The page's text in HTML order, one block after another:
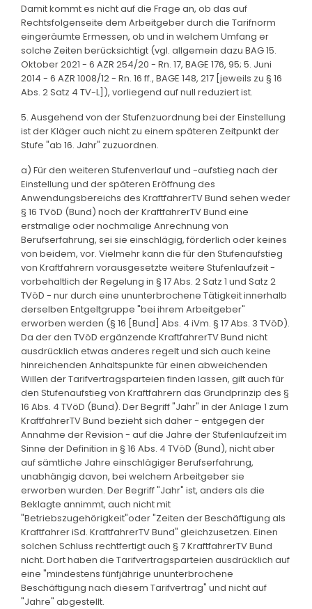
Damit kommt es nicht auf die Frage an, ob das auf
Rechtsfolgenseite dem Arbeitgeber durch die Tarifnorm
eingeräumte Ermessen, ob und in welchem Umfang er
solche Zeiten berücksichtigt (vgl. allgemein dazu BAG 15.
Oktober 2021 - 6 AZR 254/20 - Rn. 17, BAGE 176, 95; 5. Juni
2014 - 6 AZR 1008/12 - Rn. 16 ff., BAGE 148, 217 [jeweils zu § 16
Abs. 2 Satz 4 TV-L]), vorliegend auf null reduziert ist.
5. Ausgehend von der Stufenzuordnung bei der Einstellung
ist der Kläger auch nicht zu einem späteren Zeitpunkt der
Stufe "ab 16. Jahr" zuzuordnen.
a) Für den weiteren Stufenverlauf und -aufstieg nach der
Einstellung und der späteren Eröffnung des
Anwendungsbereichs des KraftfahrerTV Bund sehen weder
§ 16 TVöD (Bund) noch der KraftfahrerTV Bund eine
erstmalige oder nochmalige Anrechnung von
Berufserfahrung, sei sie einschlägig, förderlich oder keines
von beidem, vor. Vielmehr kann die für den Stufenaufstieg
von Kraftfahrern vorausgesetzte weitere Stufenlaufzeit -
vorbehaltlich der Regelung in § 17 Abs. 2 Satz 1 und Satz 2
TVöD - nur durch eine ununterbrochene Tätigkeit innerhalb
derselben Entgeltgruppe "bei ihrem Arbeitgeber"
erworben werden (§ 16 [Bund] Abs. 4 iVm. § 17 Abs. 3 TVöD).
Da der den TVöD ergänzende KraftfahrerTV Bund nicht
ausdrücklich etwas anderes regelt und sich auch keine
hinreichenden Anhaltspunkte für einen abweichenden
Willen der Tarifvertragsparteien finden lassen, gilt auch für
den Stufenaufstieg von Kraftfahrern das Grundprinzip des §
16 Abs. 4 TVöD (Bund). Der Begriff "Jahr" in der Anlage 1 zum
KraftfahrerTV Bund bezieht sich daher - entgegen der
Annahme der Revision - auf die Jahre der Stufenlaufzeit im
Sinne der Definition in § 16 Abs. 4 TVöD (Bund), nicht aber
auf sämtliche Jahre einschlägiger Berufserfahrung,
unabhängig davon, bei welchem Arbeitgeber sie
erworben wurden. Der Begriff "Jahr" ist, anders als die
Beklagte annimmt, auch nicht mit
"Betriebszugehörigkeit"oder "Zeiten der Beschäftigung als
Kraftfahrer iSd. KraftfahrerTV Bund" gleichzusetzen. Einen
solchen Schluss rechtfertigt auch § 7 KraftfahrerTV Bund
nicht. Dort haben die Tarifvertragsparteien ausdrücklich auf
eine "mindestens fünfjährige ununterbrochene
Beschäftigung nach diesem Tarifvertrag" und nicht auf
"Jahre" abgestellt.